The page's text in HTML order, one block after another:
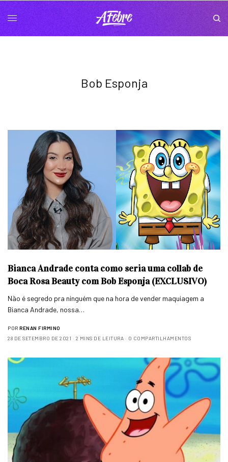
Bob Esponja
Bianca Andrade conta como seria uma collab de
Boca Rosa Beauty com Bob Esponja (EXCLUSIVO)
Não é segredo pra ninguém que na hora de vender maquiagem a
Bianca Andrade, nossa…
POR RENAN FIRMINO
28 DE SETEMBRO DE 2021
2 MINS DE LEITURA 0 COMPARTILHAMENTOS